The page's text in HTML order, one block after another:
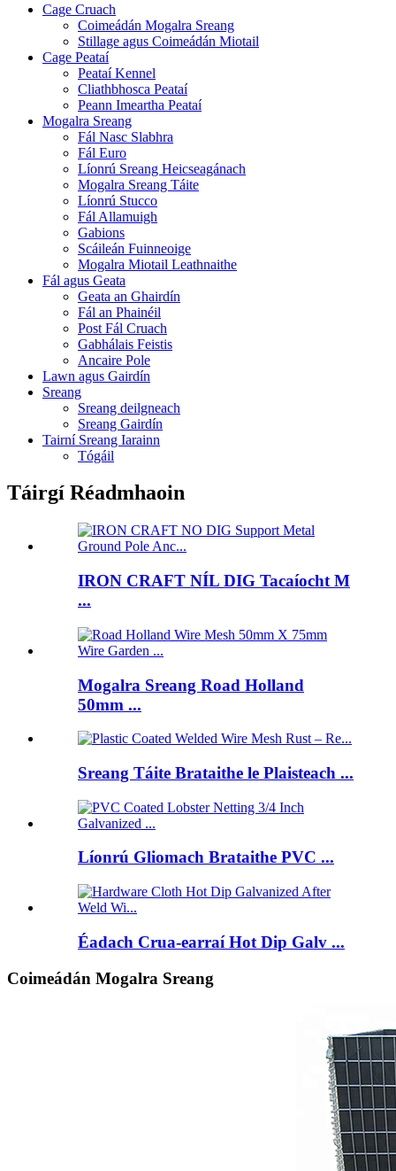
Cage Cruach
Coimeádán Mogalra Sreang
Stillage agus Coimeádán Miotail
Cage Peataí
Peataí Kennel
Cliathbhosca Peataí
Peann Imeartha Peataí
Mogalra Sreang
Fál Nasc Slabhra
Fál Euro
Líonrú Sreang Heicseagánach
Mogalra Sreang Táite
Líonrú Stucco
Fál Allamuigh
Gabions
Scáileán Fuinneoige
Mogalra Miotail Leathnaithe
Fál agus Geata
Geata an Ghairdín
Fál an Phainéil
Post Fál Cruach
Gabhálais Feistis
Ancaire Pole
Lawn agus Gairdín
Sreang
Sreang deilgneach
Sreang Gairdín
Tairní Sreang Iarainn
Tógáil
Táirgí Réadmhaoin
IRON CRAFT NÍL DIG Tacaíocht M
...
Mogalra Sreang Road Holland
50mm ...
Sreang Táite Brataithe le Plaisteach ...
Líonrú Gliomach Brataithe PVC ...
Éadach Crua-earraí Hot Dip Galv ...
Coimeádán Mogalra Sreang